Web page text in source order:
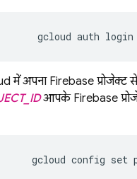
      gcloud auth login
में अपना Firebase प्रोजेक्ट
आपके Firebase
gcloud config set